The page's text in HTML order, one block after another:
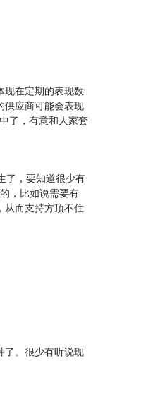
现在定期的表现数
供应商可能会表现
了，有意和人家套
了，要知道很少有
，比如说需要有
从而支持方顶不住
了。很少有听说现